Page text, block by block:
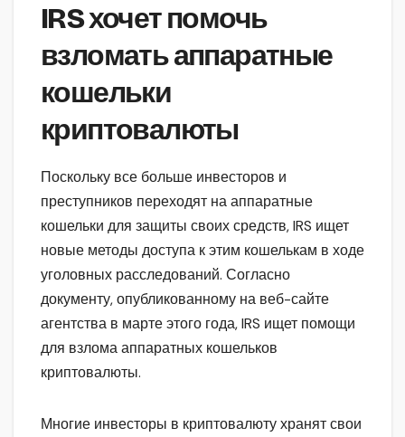
IRS хочет помочь
взломать аппаратные
кошельки
криптовалюты
Поскольку все больше инвесторов и
преступников переходят на аппаратные
кошельки для защиты своих средств, IRS ищет
новые методы доступа к этим кошелькам в ходе
уголовных расследований. Согласно
документу, опубликованному на веб-сайте
агентства в марте этого года, IRS ищет помощи
для взлома аппаратных кошельков
криптовалюты.
Многие инвесторы в криптовалюту хранят свои